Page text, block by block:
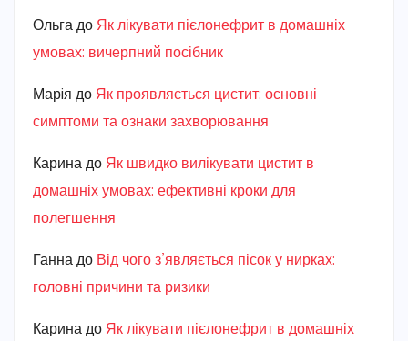
Ольга до Як лікувати пієлонефрит в домашніх
умовах: вичерпний посібник
Марiя до Як проявляється цистит: основні
симптоми та ознаки захворювання
Карина до Як швидко вилікувати цистит в
домашніх умовах: ефективні кроки для
полегшення
Ганна до Від чого з’являється пісок у нирках:
головні причини та ризики
Карина до Як лікувати пієлонефрит в домашніх